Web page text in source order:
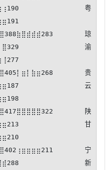
粤
琼
渝
贵
云
陕
甘
宁
新